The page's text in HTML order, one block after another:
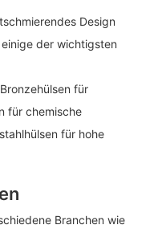
Design
der wichtigsten
für
für chemische
für hohe
Branchen wie